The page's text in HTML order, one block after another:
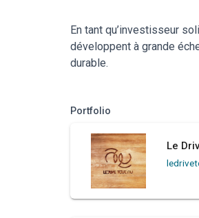
En tant qu’investisseur
développent à grande
durable.
Portfolio
Le